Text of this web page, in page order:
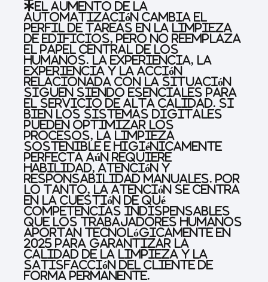
El aumento de la
automatización cambia el
perfil de tareas en la limpieza
de edificios, pero no reemplaza
el papel central de los
humanos. La experiencia, la
experiencia y la acción
relacionada con la situación
siguen siendo esenciales para
el servicio de alta calidad. Si
bien los sistemas digitales
pueden optimizar los
procesos, la limpieza
sostenible e higiénicamente
perfecta aún requiere
habilidad, atención y
responsabilidad manuales. Por
lo tanto, la atención se centra
en la cuestión de qué
competencias indispensables
que los trabajadores humanos
aportan tecnológicamente en
2025 para garantizar la
calidad de la limpieza y la
satisfacción del cliente de
forma permanente.